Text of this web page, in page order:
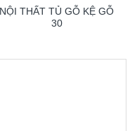
NỘI THẤT TỦ GỖ KỆ GỖ
30